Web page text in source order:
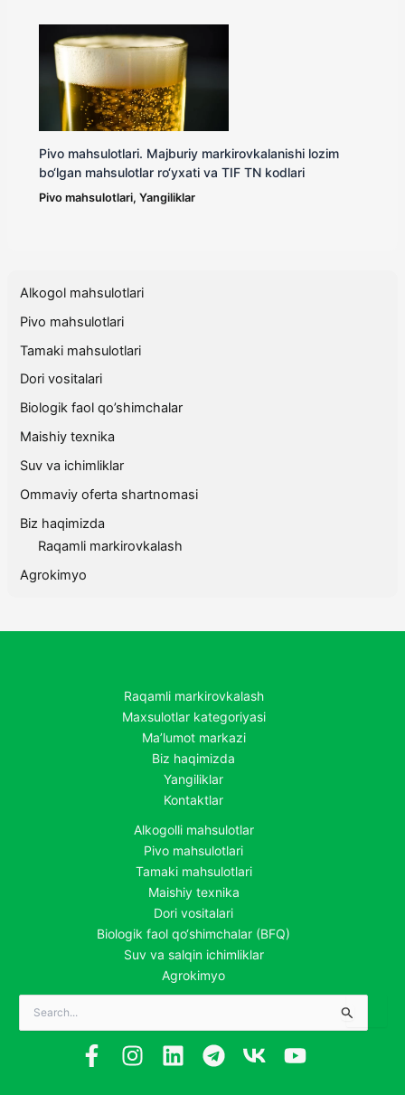
Pivo mahsulotlari. Majburiy markirovkalanishi lozim
bo‘lgan mahsulotlar ro‘yxati va TIF TN kodlari
Pivo mahsulotlari, Yangiliklar
Alkogol mahsulotlari
Pivo mahsulotlari
Tamaki mahsulotlari
Dori vositalari
Biologik faol qo’shimchalar
Maishiy texnika
Suv va ichimliklar
Ommaviy oferta shartnomasi
Biz haqimizda
Raqamli markirovkalash
Agrokimyo
Raqamli markirovkalash
Maxsulotlar kategoriyasi
Ma’lumot markazi
Biz haqimizda
Yangiliklar
Kontaktlar
Alkogolli mahsulotlar
Pivo mahsulotlari
Tamaki mahsulotlari
Maishiy texnika
Dori vositalari
Biologik faol qo‘shimchalar (BFQ)
Suv va salqin ichimliklar
Agrokimyo
Search
for: